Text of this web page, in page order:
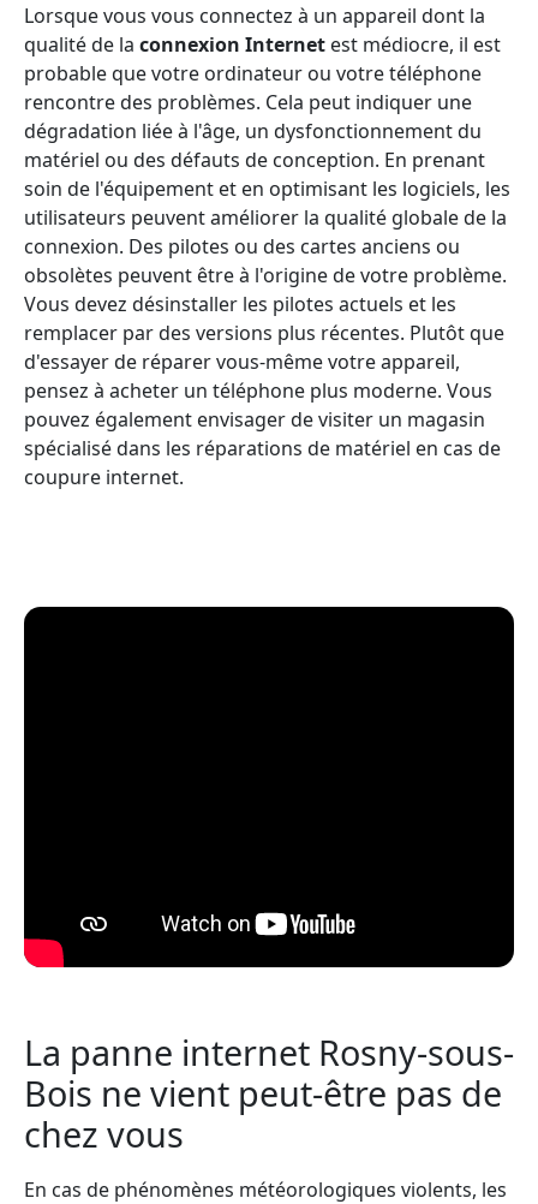
Lorsque vous vous connectez à un appareil dont la
qualité de la connexion Internet est médiocre, il est
probable que votre ordinateur ou votre téléphone
rencontre des problèmes. Cela peut indiquer une
dégradation liée à l'âge, un dysfonctionnement du
matériel ou des défauts de conception. En prenant
soin de l'équipement et en optimisant les logiciels, les
utilisateurs peuvent améliorer la qualité globale de la
connexion. Des pilotes ou des cartes anciens ou
obsolètes peuvent être à l'origine de votre problème.
Vous devez désinstaller les pilotes actuels et les
remplacer par des versions plus récentes. Plutôt que
d'essayer de réparer vous-même votre appareil,
pensez à acheter un téléphone plus moderne. Vous
pouvez également envisager de visiter un magasin
spécialisé dans les réparations de matériel en cas de
coupure internet.
La panne internet Rosny-sous-
Bois ne vient peut-être pas de
chez vous
En cas de phénomènes météorologiques violents, les